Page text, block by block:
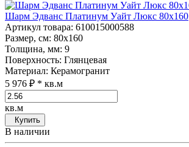
Шарм Эдванс Платинум Уайт Люкс 80x160
Артикул товара: 610015000588
Размер, см: 80x160
Толщина, мм: 9
Поверхность: Глянцевая
Материал: Керамогранит
5 976 ₽ * кв.м
кв.м
Купить
В наличии